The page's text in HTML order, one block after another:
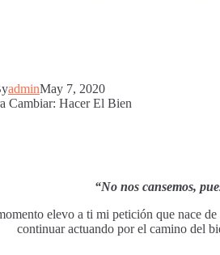
adminMay 7, 2020
“No nos cansemos,
elevo a ti mi petición que nace
continuar actuando por el camino del